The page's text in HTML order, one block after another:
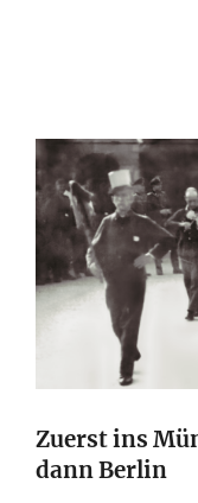
Zuerst ins
dann Berlin